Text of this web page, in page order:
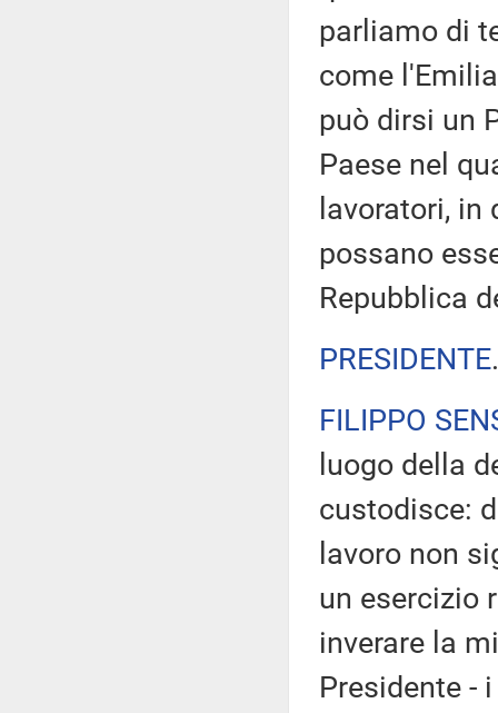
parliamo di
come
può dirsi un
Paese nel
lavoratori,
possano
Repubblica
PRESIDENTE
FILIPPO
luogo della
custodisce:
lavoro non
un esercizio
inverare la
Presidente -